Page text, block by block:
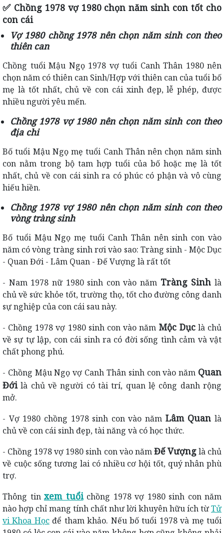
✅ Chồng 1978 vợ 1980 chọn năm sinh con tốt cho
con cái
Vợ 1980 chồng 1978 nên chọn năm sinh con theo
thiên can
Chồng tuổi Mậu Ngọ 1978 vợ tuổi Canh Thân 1980 nên
chọn năm có thiên can Sinh/Hợp với thiên can của tuổi bố
mẹ là tốt nhất, chủ về con cái xinh đẹp, lễ phép, được
nhiều người yêu mến.
Chồng 1978 vợ 1980 nên chọn năm sinh con theo
địa chi
Bố tuổi Mậu Ngọ mẹ tuổi Canh Thân nên chọn năm sinh
con nằm trong bộ tam hợp tuổi của bố hoặc mẹ là tốt
nhất, chủ về con cái sinh ra có phúc có phận và vô cùng
hiếu hiền.
Chồng 1978 vợ 1980 nên chọn năm sinh con theo
vòng tràng sinh
Bố tuổi Mậu Ngọ mẹ tuổi Canh Thân nên sinh con vào
năm có vòng tràng sinh rơi vào sao: Tràng sinh - Mộc Dục
- Quan Đới - Lâm Quan - Đế Vượng là rất tốt
- Nam 1978 nữ 1980 sinh con vào năm Tràng Sinh là
chủ về sức khỏe tốt, trường thọ, tốt cho đường công danh
sự nghiệp của con cái sau này.
- Chồng 1978 vợ 1980 sinh con vào năm Mộc Dụclà chủ
về sự tự lập, con cái sinh ra có đời sống tình cảm và vật
chất phong phú.
- Chồng Mậu Ngọ vợ Canh Thân sinh con vào năm Quan
Đớilà chủ về người có tài trí, quan lệ công danh rộng
mở.
- Vợ 1980 chồng 1978 sinh con vào năm Lâm Quan là
chủ về con cái sinh đẹp, tài năng và có học thức.
- Chồng 1978 vợ 1980 sinh con vào nămĐế Vượnglà chủ
về cuộc sống tương lai có nhiều cơ hội tốt, quý nhân phù
trợ.
Thông tin xem tuổichồng 1978 vợ 1980 sinh con năm
nào hợp chỉ mang tính chất như lời khuyên hữu ích từTử
vi Khoa Họcđể tham khảo. Nếu bố tuổi 1978 và mẹ tuổi